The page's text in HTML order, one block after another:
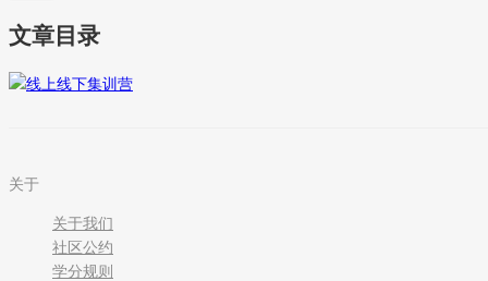
文章目录
关于
关于我们
社区公约
学分规则